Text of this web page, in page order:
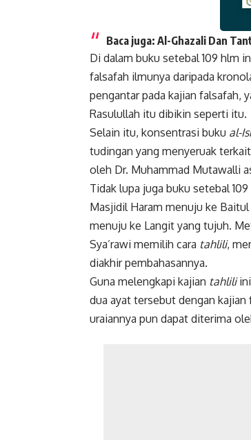
Baca juga: Al-Ghazali Dan
Di dalam buku setebal 109 hlm
falsafah ilmunya daripada
pengantar pada kajian falsafah,
Rasulullah itu dibikin seperti itu.
Selain itu, konsentrasi buku al-
tudingan yang menyeruak
oleh Dr. Muhammad Mutawalli
Tidak lupa juga buku setebal
Masjidil Haram menuju ke
menuju ke Langit yang tujuh.
Sya’rawi memilih cara tahlili,
diakhir pembahasannya.
Guna melengkapi kajian tahlili
dua ayat tersebut dengan
uraiannya pun dapat diterima